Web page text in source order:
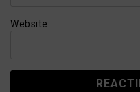
Website